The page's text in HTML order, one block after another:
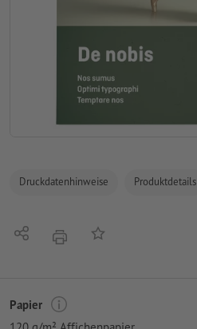
Druckdatenhinweise Produktdetails
Teilen DruckenAuf die Merkliste
Papier